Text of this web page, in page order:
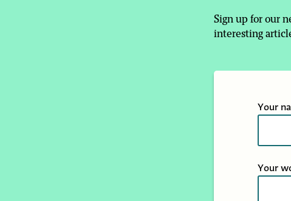
Sign up for our
interesting
Your
Your